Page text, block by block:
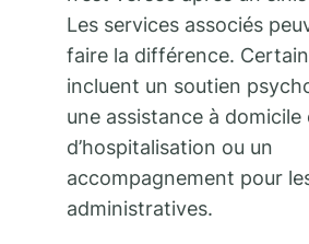
Les services associés
faire la différence.
incluent un soutien
une assistance à domicile
d’hospitalisation ou un
accompagnement pour
administratives.